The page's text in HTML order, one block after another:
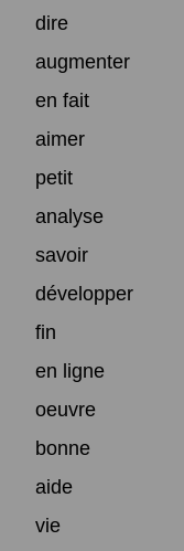
dire
augmenter
en fait
aimer
petit
analyse
savoir
développer
fin
en ligne
oeuvre
bonne
aide
vie